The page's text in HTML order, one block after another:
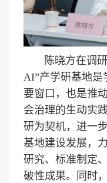
陈晓方在调研
AI”产学研基地是
要窗口，也是推
会治理的生动实
研为契机，进一
基地建设发展，
研究、标准制定
破性成果。同时